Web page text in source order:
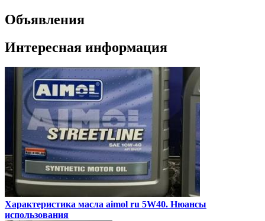
Объявления
Интересная информация
Характеристика масла aimol ru 5W40. Нюансы
использования